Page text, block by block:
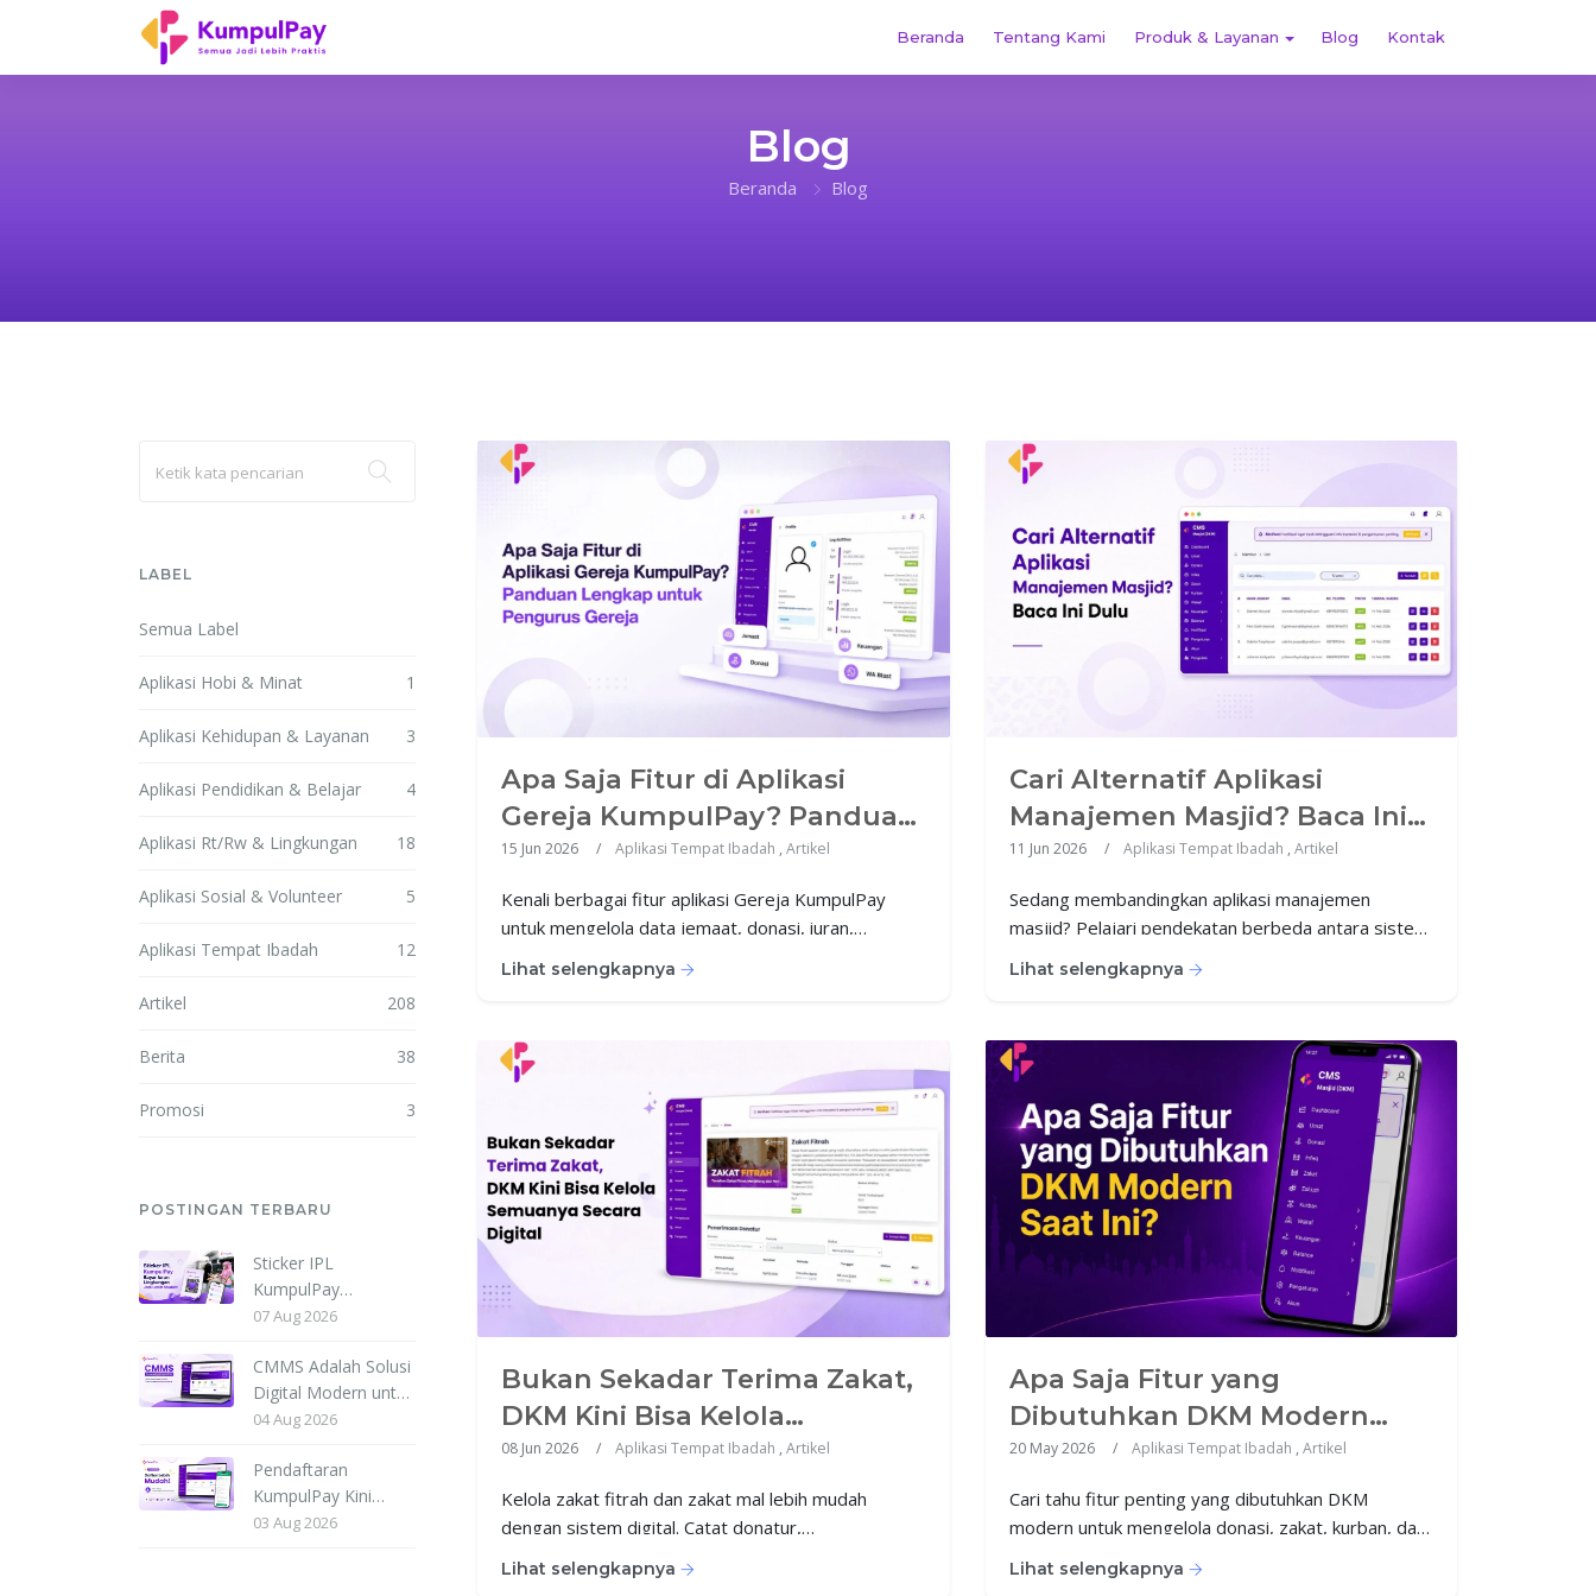
Beranda Tentang Kami Produk & Layanan Blog Kontak
Blog
Beranda Blog
LABEL
Semua Label
Aplikasi Hobi & Minat 1
Aplikasi Kehidupan & Layanan 3
Aplikasi Pendidikan & Belajar 4
Aplikasi Rt/Rw & Lingkungan 18
Aplikasi Sosial & Volunteer 5
Aplikasi Tempat Ibadah 12
Artikel 208
Berita 38
Promosi 3
POSTINGAN TERBARU
Sticker IPL
KumpulPay
Permudah
Bulanan Warga
Cluster Chopper
CITOH
07 Aug 2026
CMMS Adalah Solusi
Digital Modern untuk
Mengelola
Organisasi Secara
Terintegrasi
04 Aug 2026
Pendaftaran
KumpulPay Kini
Lebih Mudah. Daftar
03 Aug 2026
Apa Saja Fitur di Aplikasi
Gereja KumpulPay? Panduan
Lengkap untuk Pengurus
Gereja
15 Jun 2026 Aplikasi Tempat Ibadah , Artikel
Kenali berbagai fitur aplikasi Gereja KumpulPay
untuk mengelola data jemaat, donasi, iuran,
keuangan, notifikasi, hingga komunikasi jemaat
dalam satu platform yang terintegrasi.
Lihat selengkapnya
Cari Alternatif Aplikasi
Manajemen Masjid? Baca Ini
Dulu
11 Jun 2026 Aplikasi Tempat Ibadah , Artikel
Sedang membandingkan aplikasi manajemen
masjid? Pelajari pendekatan berbeda antara sistem
khusus masjid dan platform yang lebih fleksibel.
Lihat selengkapnya
Bukan Sekadar Terima Zakat,
DKM Kini Bisa Kelola
Semuanya Secara Digital
08 Jun 2026 Aplikasi Tempat Ibadah , Artikel
Kelola zakat fitrah dan zakat mal lebih mudah
dengan sistem digital. Catat donatur,
tingkatkan transparansi pengelolaan zakat DKM.
Lihat selengkapnya
Apa Saja Fitur yang
Dibutuhkan DKM Modern
Saat Ini?
20 May 2026 Aplikasi Tempat Ibadah , Artikel
Cari tahu fitur penting yang dibutuhkan DKM
modern untuk mengelola donasi, zakat, kurban, data
profesional dan transparan bersama KumpulPay.
Lihat selengkapnya